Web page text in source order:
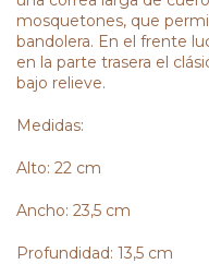
mosquetones, que
bandolera. En el frente
en la parte trasera el
bajo relieve.
Medidas:
Alto: 22 cm
Ancho: 23,5 cm
Profundidad: 13,5 cm